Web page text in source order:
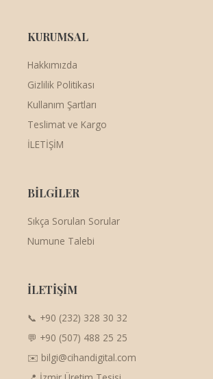
KURUMSAL
Hakkımızda
Gizlilik Politikası
Kullanım Şartları
Teslimat ve Kargo
İLETİŞİM
BİLGİLER
Sıkça Sorulan Sorular
Numune Talebi
İLETİŞİM
📞 +90 (232) 328 30 32
💬 +90 (507) 488 25 25
✉️ bilgi@cihandigital.com